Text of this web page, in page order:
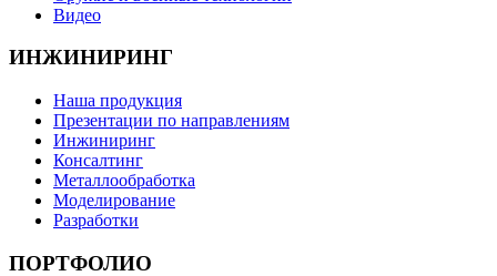
Видео
ИНЖИНИРИНГ
Наша продукция
Презентации по направлениям
Инжиниринг
Консалтинг
Металлообработка
Моделирование
Разработки
ПОРТФОЛИО